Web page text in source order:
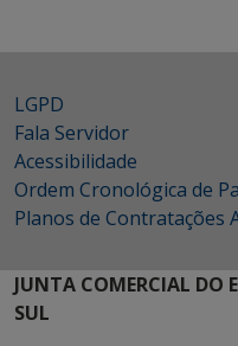
LGPD
Fala Servidor
Acessibilidade
Ordem Cronológica de
Planos de Contratações
JUNTA COMERCIAL DO
SUL